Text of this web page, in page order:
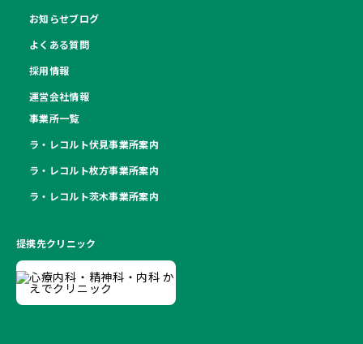
お知らせブログ
よくある質問
採用情報
運営会社情報
事業所一覧
ラ・レコルト伏見事業所案内
ラ・レコルト枚方事業所案内
ラ・レコルト茨木事業所案内
提携先クリニック